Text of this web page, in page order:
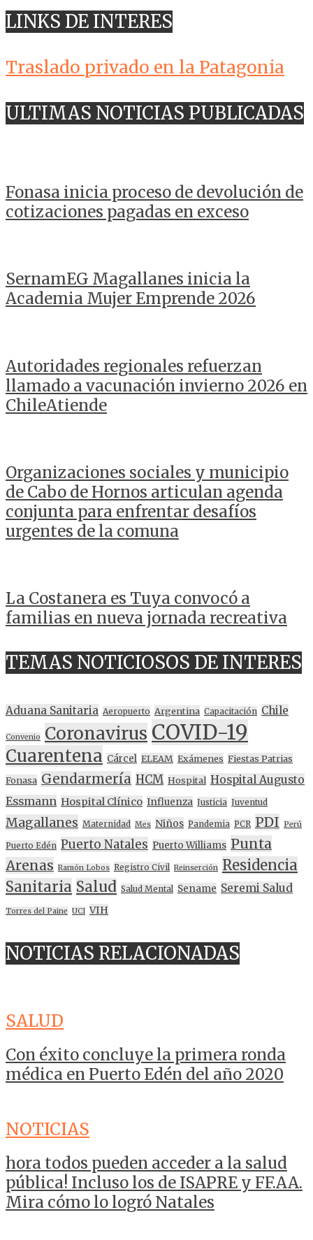
LINKS DE INTERES
Traslado privado en la Patagonia
ULTIMAS NOTICIAS PUBLICADAS
Fonasa inicia proceso de devolución de
cotizaciones pagadas en exceso
SernamEG Magallanes inicia la
Academia Mujer Emprende 2026
Autoridades regionales refuerzan
llamado a vacunación invierno 2026 en
ChileAtiende
Organizaciones sociales y municipio
de Cabo de Hornos articulan agenda
conjunta para enfrentar desafíos
urgentes de la comuna
La Costanera es Tuya convocó a
familias en nueva jornada recreativa
TEMAS NOTICIOSOS DE INTERES
Aduana Sanitaria Aeropuerto Argentina Capacitación Chile
Convenio Coronavirus COVID-19
Cuarentena Cárcel ELEAM Exámenes Fiestas Patrias
Fonasa Gendarmería HCM Hospital Hospital Augusto
Essmann Hospital Clínico Influenza Justicia Juventud
Magallanes Maternidad Mes Niños Pandemia PCR PDI Perú
Puerto Edén Puerto Natales Puerto Williams Punta
Arenas Ramón Lobos Registro Civil Reinserción Residencia
Sanitaria Salud Salud Mental Sename Seremi Salud
Torres del Paine UCI VIH
NOTICIAS RELACIONADAS
SALUD
Con éxito concluye la primera ronda
médica en Puerto Edén del año 2020
NOTICIAS
hora todos pueden acceder a la salud
pública! Incluso los de ISAPRE y FF.AA.
Mira cómo lo logró Natales